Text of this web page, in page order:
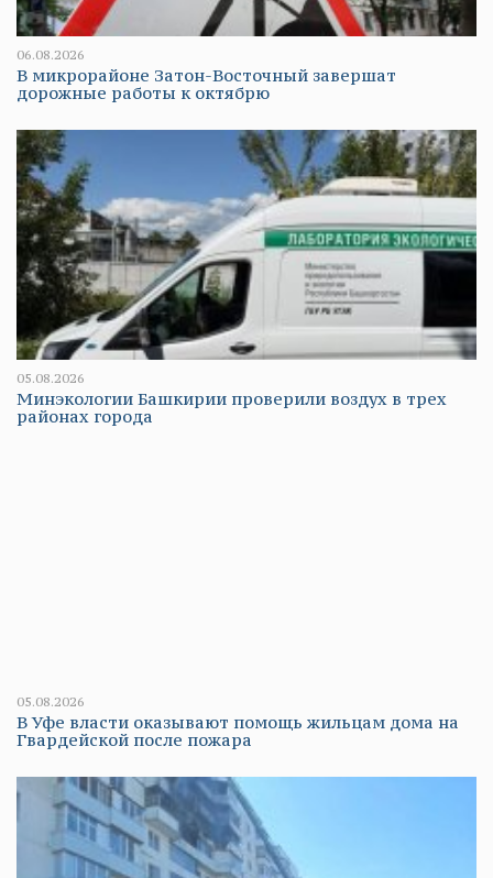
06.08.2026
В микрорайоне Затон-Восточный завершат
дорожные работы к октябрю
05.08.2026
Минэкологии Башкирии проверили воздух в трех
районах города
05.08.2026
В Уфе власти оказывают помощь жильцам дома на
Гвардейской после пожара